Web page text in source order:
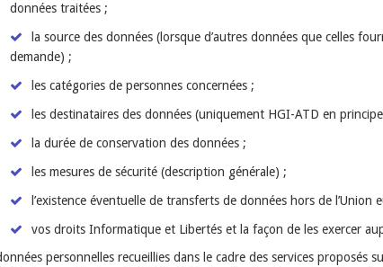
données traitées ;
la source des données (lorsque d’autres données que celles
demande) ;
les catégories de personnes concernées ;
les destinataires des données (uniquement HGI-ATD en
la durée de conservation des données ;
les mesures de sécurité (description générale) ;
l’existence éventuelle de transferts de données hors de
vos droits Informatique et Libertés et la façon de les exercer
personnelles recueillies dans le cadre des services